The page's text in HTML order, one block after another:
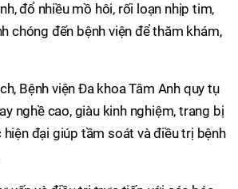
đổ nhiều mồ hôi, rối loạn nhịp tim,
chóng đến bệnh viện để thăm khám,
Bệnh viện Đa khoa Tâm Anh quy tụ
nghề cao, giàu kinh nghiệm, trang bị
đại giúp tầm soát và điều trị bệnh